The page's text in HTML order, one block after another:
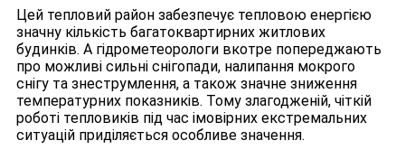
Цей тепловий район забезпечує тепловою енергією
значну кількість багатоквартирних житлових
будинків. А гідрометеорологи вкотре попереджають
про можливі сильні снігопади, налипання мокрого
снігу та знеструмлення, а також значне зниження
температурних показників. Тому злагодженій, чіткій
роботі тепловиків під час імовірних екстремальних
ситуацій приділяється особливе значення.